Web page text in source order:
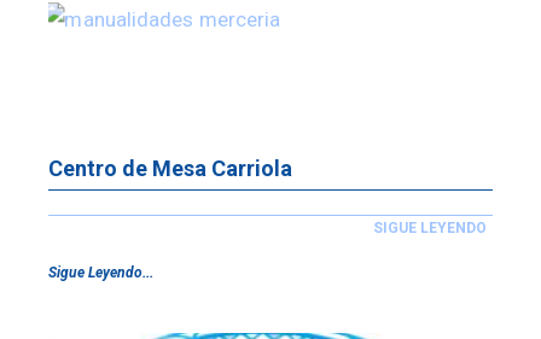
Centro de Mesa Carriola
SIGUE LEYENDO
Sigue Leyendo...